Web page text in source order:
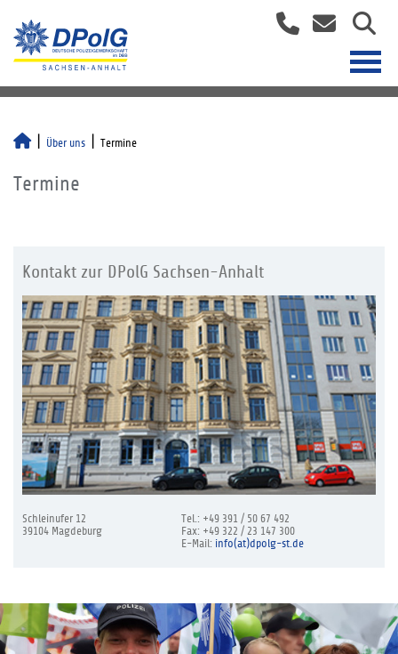
Über uns Termine
Termine
Kontakt zur DPolG Sachsen-Anhalt
Schleinufer 12
39104 Magdeburg
Tel.: +49 391 / 50 67 492
Fax: +49 322 / 23 147 300
E-Mail: info(at)dpolg-st.de